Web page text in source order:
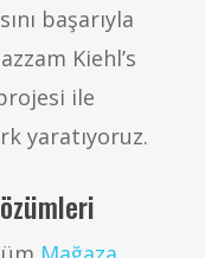
başarıyla
Kiehl’s
ile
yaratıyoruz.